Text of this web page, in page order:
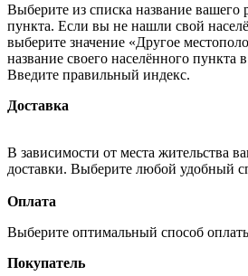
Выберите из списка название вашего
пункта. Если вы не нашли свой
выберите значение «Другое
название своего населённого пункта
Введите правильный индекс.
Доставка
В зависимости от места жительства
доставки. Выберите любой удобный
Оплата
Выберите оптимальный способ
Покупатель